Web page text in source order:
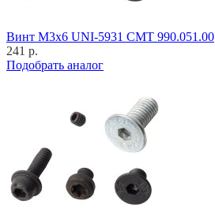
Винт M3x6 UNI-5931 CMT 990.051.00
241 р.
Подобрать аналог